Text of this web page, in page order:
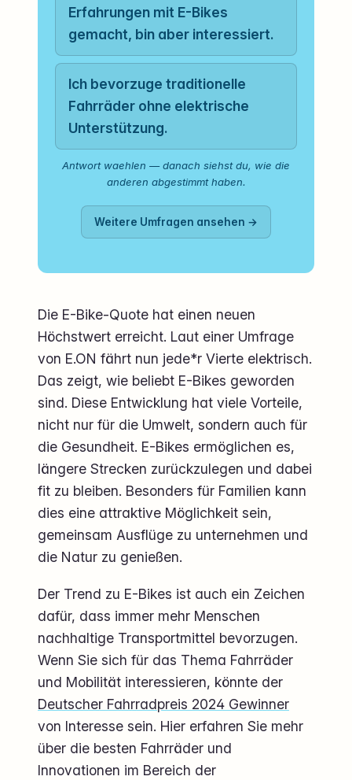
Erfahrungen mit E-Bikes
gemacht, bin aber interessiert.
Ich bevorzuge traditionelle
Fahrräder ohne elektrische
Unterstützung.
Antwort waehlen — danach siehst du, wie die
anderen abgestimmt haben.
Weitere Umfragen ansehen →
Die E-Bike-Quote hat einen neuen
Höchstwert erreicht. Laut einer Umfrage
von E.ON fährt nun jede*r Vierte elektrisch.
Das zeigt, wie beliebt E-Bikes geworden
sind. Diese Entwicklung hat viele Vorteile,
nicht nur für die Umwelt, sondern auch für
die Gesundheit. E-Bikes ermöglichen es,
längere Strecken zurückzulegen und dabei
fit zu bleiben. Besonders für Familien kann
dies eine attraktive Möglichkeit sein,
gemeinsam Ausflüge zu unternehmen und
die Natur zu genießen.
Der Trend zu E-Bikes ist auch ein Zeichen
dafür, dass immer mehr Menschen
nachhaltige Transportmittel bevorzugen.
Wenn Sie sich für das Thema Fahrräder
und Mobilität interessieren, könnte der
Deutscher Fahrradpreis 2024 Gewinner
von Interesse sein. Hier erfahren Sie mehr
über die besten Fahrräder und
Innovationen im Bereich der